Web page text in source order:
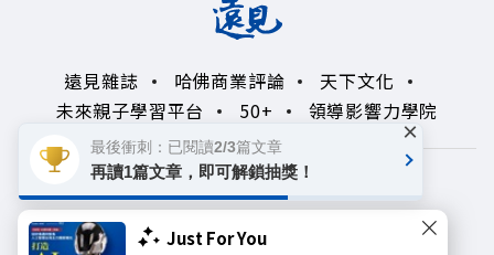
Just For You
遠見雜誌 哈佛商業評論
天下文化
未來親子學習平台
50+ 領導影響力學院
著作權聲明
隱私權政策
Copyright© 1999~2026
最後衝刺：已閱讀2/3篇文章
再讀1篇文章，即可解鎖抽獎！
×